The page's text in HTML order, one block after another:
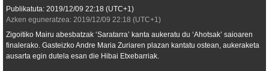
Publikatuta: 2019/12/09 22:18 (UTC+1)
Azken eguneratzea: 2019/12/09 22:18 (UTC+1)
Zigoitiko Mairu abesbatzak ‘Saratarra’ kanta aukeratu du ‘Ahotsak’ saioaren
finalerako. Gasteizko Andre Maria Zuriaren plazan kantatu ostean, aukeraketa
ausarta egin dutela esan die Hibai Etxebarriak.